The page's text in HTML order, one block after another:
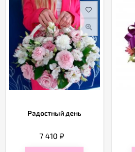
Радостный день
7 410 ₽